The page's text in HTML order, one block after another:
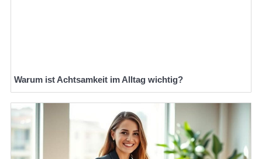
Warum ist Achtsamkeit im Alltag wichtig?